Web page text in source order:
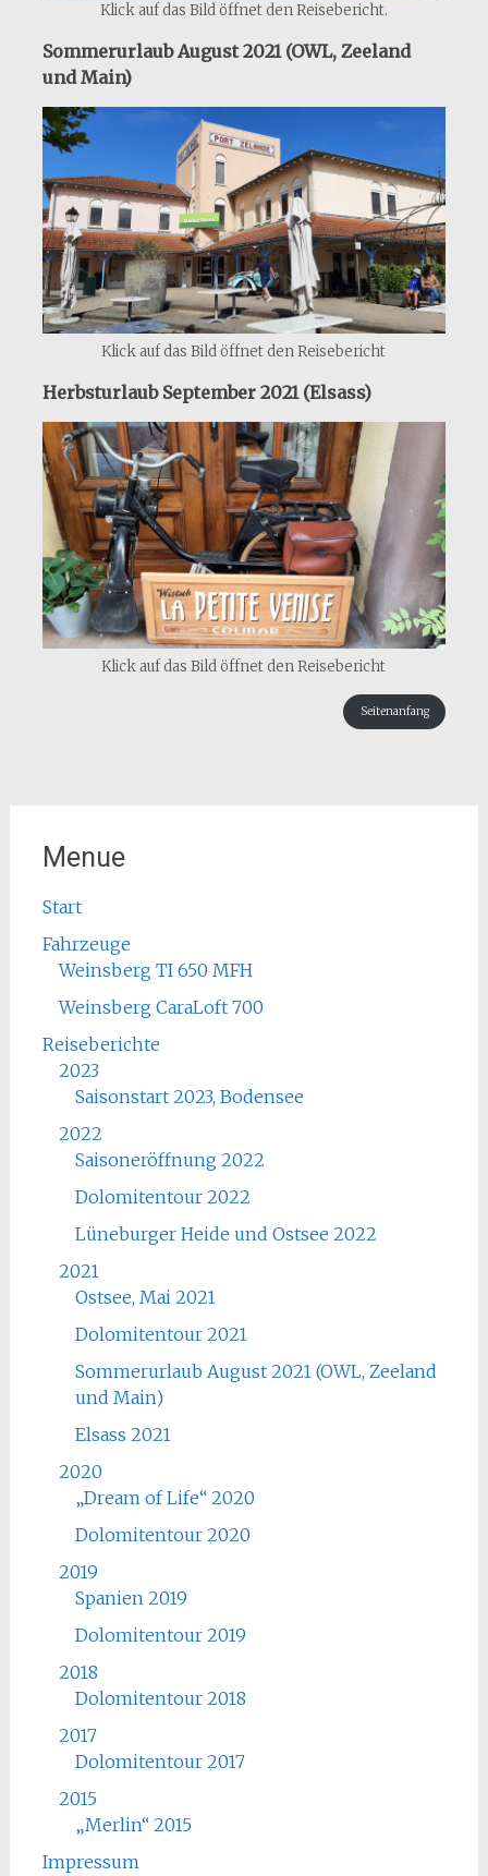
Klick auf das Bild öffnet den Reisebericht.
Sommerurlaub August 2021 (OWL, Zeeland
und Main)
Klick auf das Bild öffnet den Reisebericht
Herbsturlaub September 2021 (Elsass)
Klick auf das Bild öffnet den Reisebericht
Seitenanfang
Menue
Start
Fahrzeuge
Weinsberg TI 650 MFH
Weinsberg CaraLoft 700
Reiseberichte
2023
Saisonstart 2023, Bodensee
2022
Saisoneröffnung 2022
Dolomitentour 2022
Lüneburger Heide und Ostsee 2022
2021
Ostsee, Mai 2021
Dolomitentour 2021
Sommerurlaub August 2021 (OWL, Zeeland
und Main)
Elsass 2021
2020
„Dream of Life“ 2020
Dolomitentour 2020
2019
Spanien 2019
Dolomitentour 2019
2018
Dolomitentour 2018
2017
Dolomitentour 2017
2015
„Merlin“ 2015
Impressum